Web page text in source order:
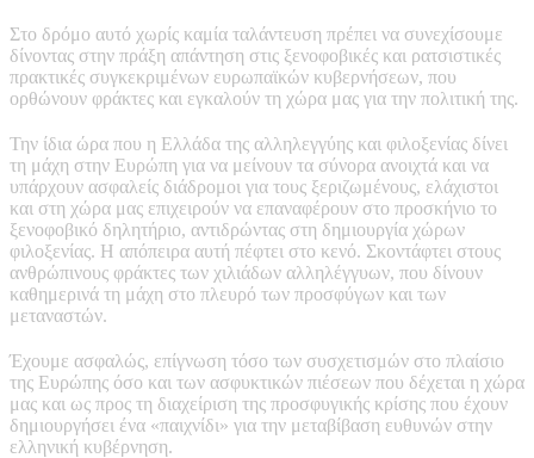
Στο δρόμο αυτό χωρίς καμία ταλάντευση πρέπει να συνεχίσουμε
δίνοντας στην πράξη απάντηση στις ξενοφοβικές και ρατσιστικές
πρακτικές συγκεκριμένων ευρωπαϊκών κυβερνήσεων, που
ορθώνουν φράκτες και εγκαλούν τη χώρα μας για την πολιτική της.
Την ίδια ώρα που η Ελλάδα της αλληλεγγύης και φιλοξενίας δίνει
τη μάχη στην Ευρώπη για να μείνουν τα σύνορα ανοιχτά και να
υπάρχουν ασφαλείς διάδρομοι για τους ξεριζωμένους, ελάχιστοι
και στη χώρα μας επιχειρούν να επαναφέρουν στο προσκήνιο το
ξενοφοβικό δηλητήριο, αντιδρώντας στη δημιουργία χώρων
φιλοξενίας. Η απόπειρα αυτή πέφτει στο κενό. Σκοντάφτει στους
ανθρώπινους φράκτες των χιλιάδων αλληλέγγυων, που δίνουν
καθημερινά τη μάχη στο πλευρό των προσφύγων και των
μεταναστών.
Έχουμε ασφαλώς, επίγνωση τόσο των συσχετισμών στο πλαίσιο
της Ευρώπης όσο και των ασφυκτικών πιέσεων που δέχεται η χώρα
μας και ως προς τη διαχείριση της προσφυγικής κρίσης που έχουν
δημιουργήσει ένα «παιχνίδι» για την μεταβίβαση ευθυνών στην
ελληνική κυβέρνηση.